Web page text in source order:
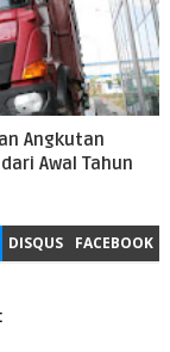
Angkutan
Awal Tahun
DISQUS FACEBOOK